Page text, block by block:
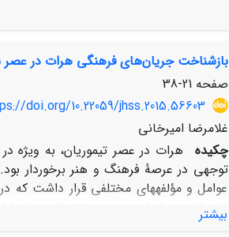
بازشناخت جریان‌های فرهنگی هرات در
صفحه21-38
doi.org/10.22059/jhss.2015.56603
غلامرضا امیرخانی
چکیده
هرات در عصر تیموریان، به ویژه
توجهی در عرصۀ فرهنگ و هنر برخوردار
عوامل و مؤلفه­های مختلفی قرار داشت که
زبان فارسی، ایران محوری و تصوف، به
شخص شاهرخ و فرزندش بایسنغر میرزا،
بیشتر